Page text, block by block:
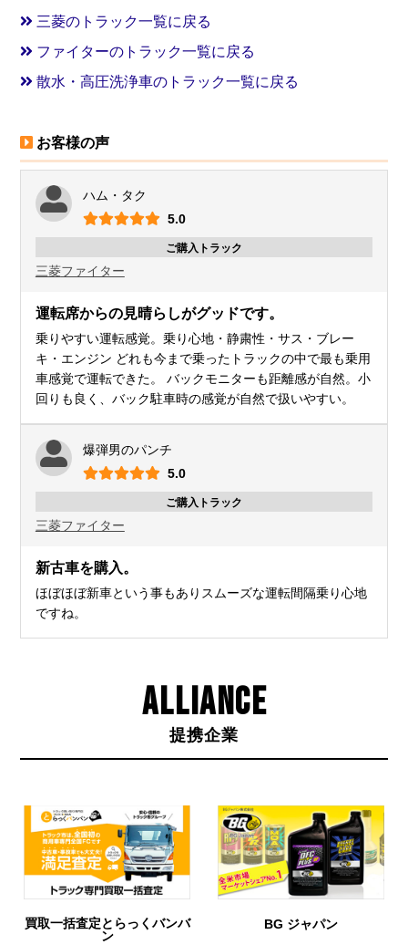
三菱のトラック一覧に戻る
ファイターのトラック一覧に戻る
散水・高圧洗浄車のトラック一覧に戻る
お客様の声
ハム・タク
5.0
ご購入トラック
三菱ファイター
運転席からの見晴らしがグッドです。
乗りやすい運転感覚。乗り心地・静粛性・サス・ブレー
キ・エンジン どれも今まで乗ったトラックの中で最も乗用
車感覚で運転できた。 バックモニターも距離感が自然。小
回りも良く、バック駐車時の感覚が自然で扱いやすい。
爆弾男のパンチ
5.0
ご購入トラック
三菱ファイター
新古車を購入。
ほぼほぼ新車という事もありスムーズな運転間隔乗り心地
ですね。
ALLIANCE
提携企業
買取一括査定とらっくバンバ
ン
BG ジャパン